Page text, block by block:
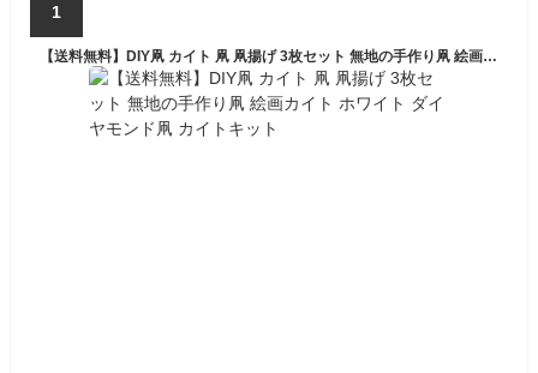
1
【送料無料】DIY凧 カイト 凧 凧揚げ 3枚セット 無地の手作り凧 絵画カイト ホワイト ダイヤモンド凧 カイトキット